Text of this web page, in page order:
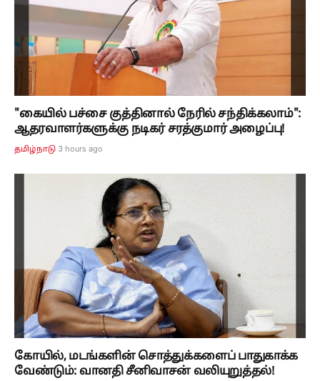
"கையில் பச்சை குத்தினால் நேரில் சந்திக்கலாம்":
ஆதரவாளர்களுக்கு நடிகர் சரத்குமார் அழைப்பு!
தமிழ்நாடு 3 hours ago
கோயில், மடங்களின் சொத்துக்களைப் பாதுகாக்க
வேண்டும்: வானதி சீனிவாசன் வலியுறுத்தல்!